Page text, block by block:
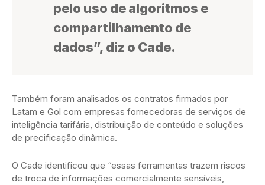
pelo uso de algoritmos e
compartilhamento de
dados”, diz o Cade.
Também foram analisados os contratos firmados por
Latam e Gol com empresas fornecedoras de serviços de
inteligência tarifária, distribuição de conteúdo e soluções
de precificação dinâmica.
O Cade identificou que “essas ferramentas trazem riscos
de troca de informações comercialmente sensíveis,